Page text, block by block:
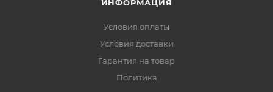
ИНФОРМАЦИЯ
Условия оплаты
Условия доставки
Гарантия на товар
Политика